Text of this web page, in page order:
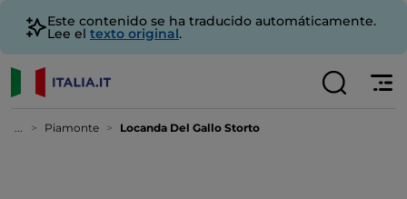
Este contenido se ha traducido automáticamente.
Lee el texto original.
... Piamonte Locanda Del Gallo Storto